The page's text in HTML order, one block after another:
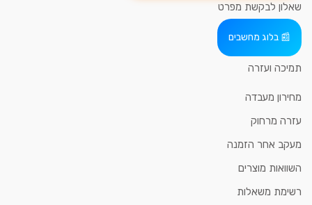
שאלון לבקשת מפרט
בלוג מחשבים
תמיכה ועזרה
מחירון מעבדה
עזרה מרחוק
מעקב אחר הזמנה
השוואות מוצרים
רשימת משאלות